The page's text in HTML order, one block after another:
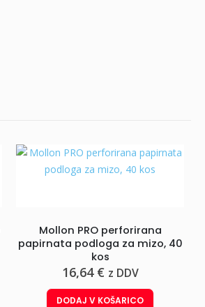
Mollon PRO perforirana
papirnata podloga za mizo, 40
kos
16,64 € z DDV
DODAJ V KOŠARICO